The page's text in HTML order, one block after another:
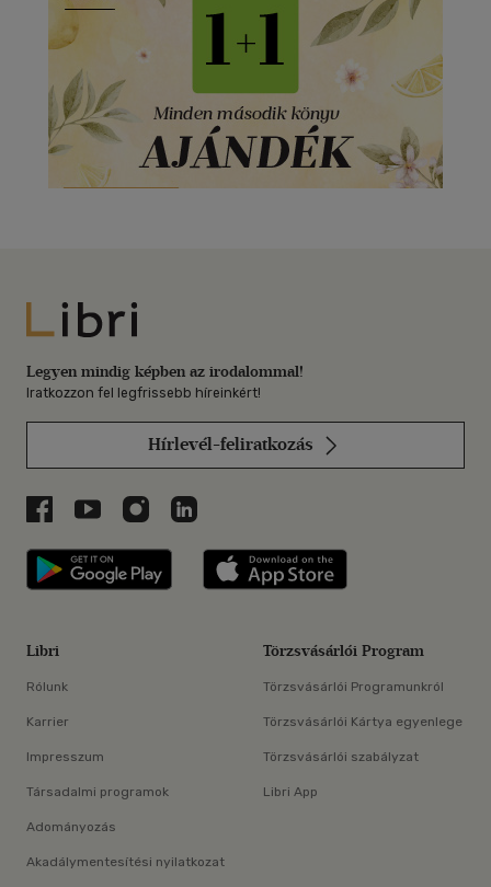
Libri
Legyen mindig képben az irodalommal!
Iratkozzon fel legfrissebb híreinkért!
Hírlevél-feliratkozás
Libri a Facebookon
Libri a Youtube-on
Libri az Instagramon
Libri a LinkedInen
Libri applikáció Szerezd meg: Google
Libri
Rólunk
Karrier
Impresszum
Társadalmi programok
Adományozás
Akadálymentesítési nyilatkozat
Törzsvásárlói Program
Törzsvásárlói Programunkról
Törzsvásárlói Kártya egyenlege
Törzsvásárlói szabályzat
Libri App